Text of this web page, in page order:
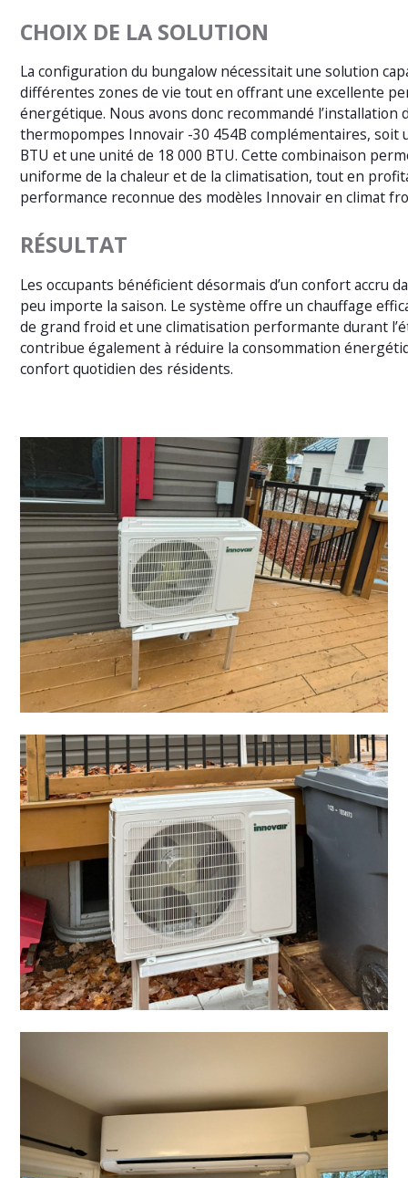
CHOIX DE LA SOLUTION
La configuration du bungalow nécessitait une solution
différentes zones de vie tout en offrant une excellente
énergétique. Nous avons donc recommandé l’installation
thermopompes Innovair -30 454B complémentaires, soit
BTU et une unité de 18 000 BTU. Cette combinaison
uniforme de la chaleur et de la climatisation, tout en
performance reconnue des modèles Innovair en climat
RÉSULTAT
Les occupants bénéficient désormais d’un confort accru
peu importe la saison. Le système offre un chauffage
de grand froid et une climatisation performante durant
contribue également à réduire la consommation
confort quotidien des résidents.